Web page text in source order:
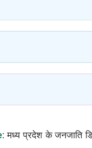
: मध्य प्रदेश के जनजाति